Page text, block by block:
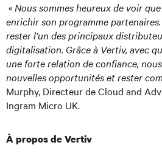
« Nous sommes heureux de voir
enrichir son programme
rester l’un des principaux
digitalisation. Grâce à Vertiv, avec
une forte relation de confiance,
nouvelles opportunités et rester
Murphy, Directeur de Cloud and
Ingram Micro UK.
À propos de Vertiv